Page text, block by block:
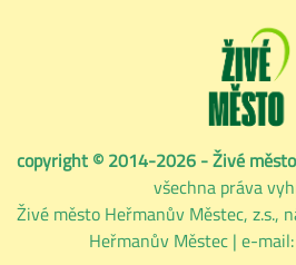
copyright © 2014-2026 - Živé
všechna práva
Živé město Heřmanův Městec, z.s.,
Heřmanův Městec | e-mail: